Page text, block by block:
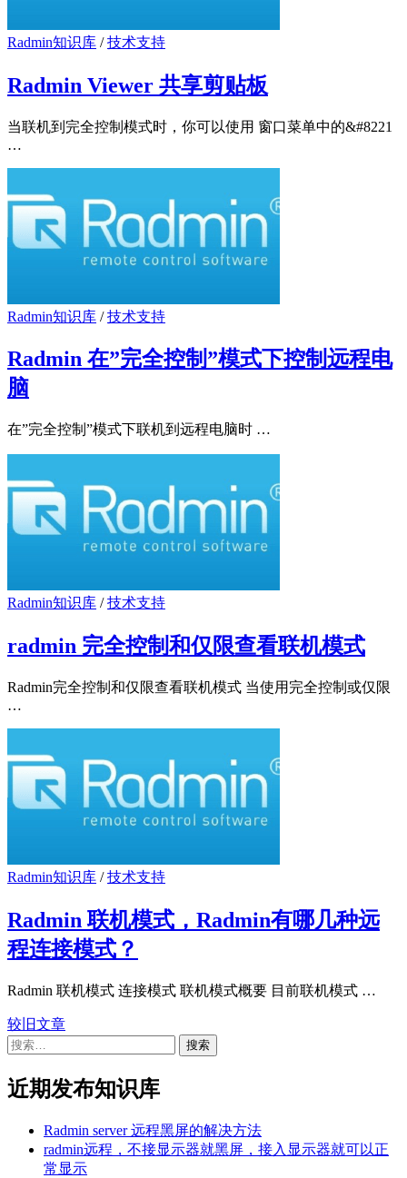
Radmin知识库 /技术支持
Radmin Viewer 共享剪贴板
当联机到完全控制模式时，你可以使用 窗口菜单中的&#8221
…
Radmin知识库 /技术支持
Radmin 在”完全控制”模式下控制远程电
脑
在”完全控制”模式下联机到远程电脑时 …
Radmin知识库 /技术支持
radmin 完全控制和仅限查看联机模式
Radmin完全控制和仅限查看联机模式 当使用完全控制或仅限
…
Radmin知识库 /技术支持
Radmin 联机模式，Radmin有哪几种远
程连接模式？
Radmin 联机模式 连接模式 联机模式概要 目前联机模式 …
文
章
导
较旧文章
搜
近期发布知识库
Radmin server 远程黑屏的解决方法
radmin远程，不接显示器就黑屏，接入显示器就可以正
常显示